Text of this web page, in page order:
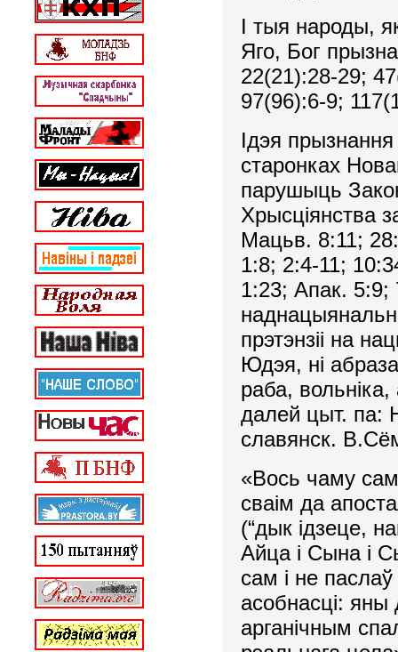
I тыя народы,
Яго, Бог
22(21):28-29;
97(96):6-9;
Iдэя
старонках
парушыць
Хрысцiянства
Мацьв. 8:11;
1:8; 2:4-11;
1:23; Апак. 5:9;
прэтэнзіі на
Юдэя, нi
раба, вольнiка,
далей цыт. па:
славянск.
«Вось чаму
сваiм да
(“дык iдзеце,
Айца i Сына i
сам i не
асобнасцi: яны
арганiчным